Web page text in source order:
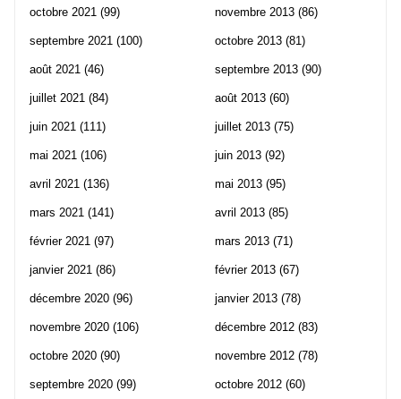
octobre 2021 (99)
septembre 2021 (100)
août 2021 (46)
juillet 2021 (84)
juin 2021 (111)
mai 2021 (106)
avril 2021 (136)
mars 2021 (141)
février 2021 (97)
janvier 2021 (86)
décembre 2020 (96)
novembre 2020 (106)
octobre 2020 (90)
septembre 2020 (99)
novembre 2013 (86)
octobre 2013 (81)
septembre 2013 (90)
août 2013 (60)
juillet 2013 (75)
juin 2013 (92)
mai 2013 (95)
avril 2013 (85)
mars 2013 (71)
février 2013 (67)
janvier 2013 (78)
décembre 2012 (83)
novembre 2012 (78)
octobre 2012 (60)